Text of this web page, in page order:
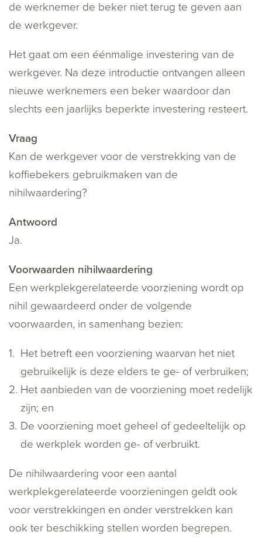
de werknemer de beker niet terug te geven aan
de werkgever.
Het gaat om een éénmalige investering van de
werkgever. Na deze introductie ontvangen alleen
nieuwe werknemers een beker waardoor dan
slechts een jaarlijks beperkte investering resteert.
Vraag
Kan de werkgever voor de verstrekking van de
koffiebekers gebruikmaken van de
nihilwaardering?
Antwoord
Ja.
Voorwaarden nihilwaardering
Een werkplekgerelateerde voorziening wordt op
nihil gewaardeerd onder de volgende
voorwaarden, in samenhang bezien:
Het betreft een voorziening waarvan het niet
gebruikelijk is deze elders te ge- of verbruiken;
Het aanbieden van de voorziening moet redelijk
zijn; en
De voorziening moet geheel of gedeeltelijk op
de werkplek worden ge- of verbruikt.
De nihilwaardering voor een aantal
werkplekgerelateerde voorzieningen geldt ook
voor verstrekkingen en onder verstrekken kan
ook ter beschikking stellen worden begrepen.